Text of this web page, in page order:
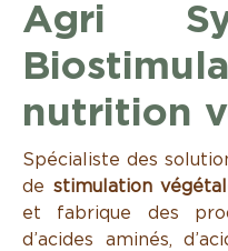
Agri
nutrition
Spécialiste des
de stimulation
et fabrique des
d’acides aminés,